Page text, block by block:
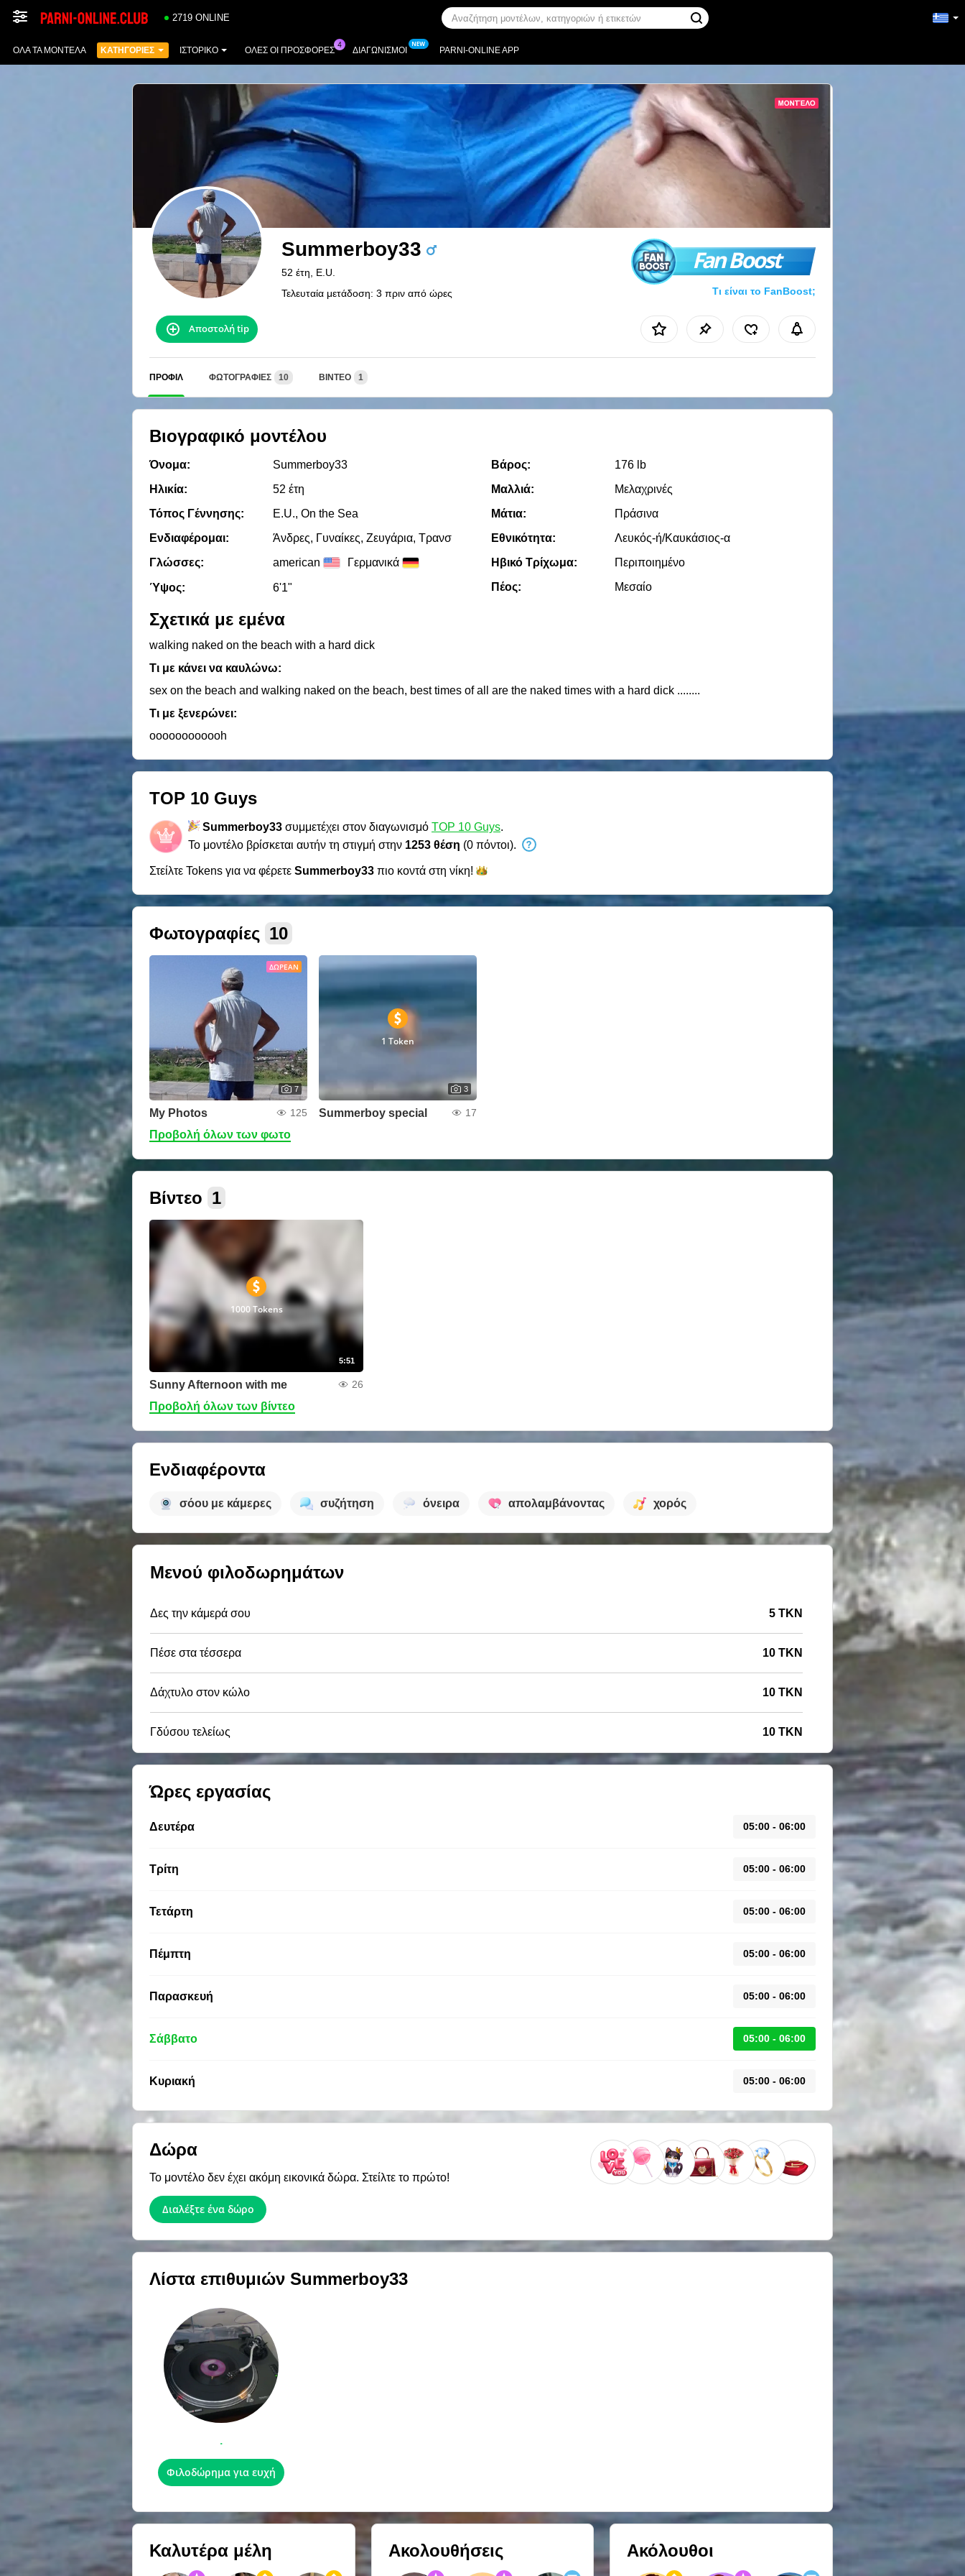
2719 ONLINE
ΌΛΑ ΤΑ ΜΟΝΤΈΛΑ ΚΑΤΗΓΟΡΊΕΣ ΙΣΤΟΡΙΚΌ ΟΛΕΣ ΟΙ ΠΡΟΣΦΟΡΕΣ ΔΙΑΓΩΝΙΣΜΟΊ PARNI-ONLINE APP
Summerboy33
52 έτη, E.U.
Τελευταία μετάδοση: 3 πριν από ώρες
Fan Boost
Τι είναι το FanBoost;
Αποστολή tip
ΠΡΟΦΊΛ ΦΩΤΟΓΡΑΦΊΕΣ 10 ΒΊΝΤΕΟ 1
Βιογραφικό μοντέλου
Όνομα:
Summerboy33
Ηλικία:
52 έτη
Τόπος Γέννησης:
E.U., On the Sea
Ενδιαφέρομαι:
Άνδρες, Γυναίκες, Zευγάρια, Τρανσ
Γλώσσες:
american Γερμανικά
Ύψος: 6'1"
Βάρος:
176 lb
Μαλλιά:
Μελαχρινές
Μάτια:
Πράσινα
Εθνικότητα:
Λευκός-ή/Καυκάσιος-α
Ηβικό Τρίχωμα:
Περιποιημένο
Πέος:
Μεσαίο
Σχετικά με εμένα
walking naked on the beach with a hard dick
Τι με κάνει να καυλώνω:
sex on the beach and walking naked on the beach, best times of all are the naked times with a hard dick ........
Τι με ξενερώνει:
oooooooooooh
TOP 10 Guys
Summerboy33 συμμετέχει στον διαγωνισμό TOP 10 Guys.
Το μοντέλο βρίσκεται αυτήν τη στιγμή στην 1253 θέση (0 πόντοι).
Στείλτε Tokens για να φέρετε Summerboy33 πιο κοντά στη νίκη!
Φωτογραφίες 10
ΔΩΡΕΆΝ
7
My Photos 125
1 Token
3
Summerboy special 17
Προβολή όλων των φωτο
Βίντεο 1
5:51
1000 Tokens
Sunny Afternoon with me 26
Προβολή όλων των βίντεο
Ενδιαφέροντα
σόου με κάμερες συζήτηση όνειρα απολαμβάνοντας χορός
Μενού φιλοδωρημάτων
Δες την κάμερά σου 5 TKN
Πέσε στα τέσσερα 10 TKN
Δάχτυλο στον κώλο 10 TKN
Γδύσου τελείως 10 TKN
Ώρες εργασίας
Δευτέρα 05:00 - 06:00
Τρίτη 05:00 - 06:00
Τετάρτη 05:00 - 06:00
Πέμπτη 05:00 - 06:00
Παρασκευή 05:00 - 06:00
Σάββατο 05:00 - 06:00
Κυριακή 05:00 - 06:00
Δώρα
Το μοντέλο δεν έχει ακόμη εικονικά δώρα. Στείλτε το πρώτο!
Διαλέξτε ένα δώρο
Λίστα επιθυμιών Summerboy33
.
Φιλοδώρημα για ευχή
Καλυτέρα μέλη Ακολουθήσεις Ακόλουθοι